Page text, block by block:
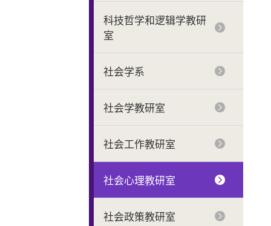
科技哲学和逻辑学教研
室
社会学系
社会学教研室
社会工作教研室
社会心理教研室
社会政策教研室